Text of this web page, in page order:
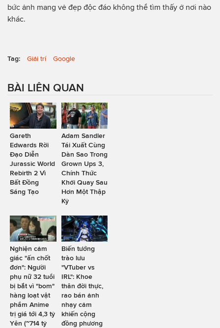
bức ảnh mang vẻ đẹp độc đáo không thể tìm thấy ở nơi nào
khác.
Tag: Giải trí Google
BÀI LIÊN QUAN
Gareth
Edwards Rời
Đạo Diễn
Jurassic World
Rebirth 2 Vì
Bất Đồng
Sáng Tạo
Adam Sandler
Tái Xuất Cùng
Dàn Sao Trong
Grown Ups 3,
Chính Thức
Khởi Quay Sau
Hơn Một Thập
Kỷ
Nghiện cảm
giác "ấn chốt
đơn": Người
phụ nữ 32 tuổi
bị bắt vì "bom"
hàng loạt vật
phẩm Anime
trị giá tới 4,3 tỷ
Yên (~714 tỷ
Biến tướng
trào lưu
"VTuber vs
IRL": Khoe
thân đời thực,
rao bán ảnh
nhạy cảm
khiến cộng
đồng phương